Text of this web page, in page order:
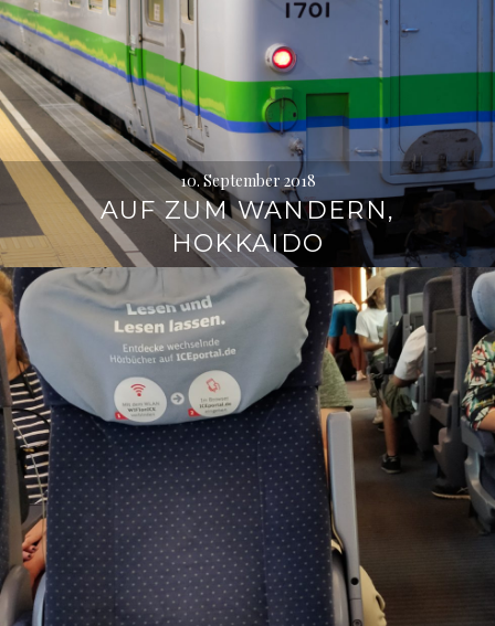
10. September 2018
AUF ZUM WANDERN,
HOKKAIDO